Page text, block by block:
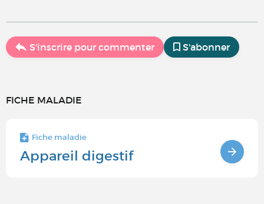
S'inscrire pour commenter S'abonner
FICHE MALADIE
Fiche maladie
Appareil digestif